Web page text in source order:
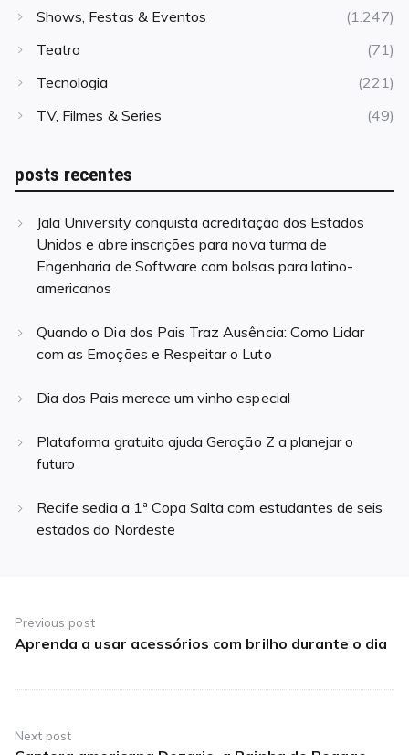
Shows, Festas & Eventos
(1.247)
Teatro
(71)
Tecnologia
(221)
TV, Filmes & Series
(49)
posts recentes
Jala University conquista acreditação dos Estados
Unidos e abre inscrições para nova turma de
Engenharia de Software com bolsas para latino-
americanos
Quando o Dia dos Pais Traz Ausência: Como Lidar
com as Emoções e Respeitar o Luto
Dia dos Pais merece um vinho especial
Plataforma gratuita ajuda Geração Z a planejar o
futuro
Recife sedia a 1ª Copa Salta com estudantes de seis
estados do Nordeste
de
Post
Previous post
Previous
Aprenda a usar acessórios com brilho durante o dia
Next post